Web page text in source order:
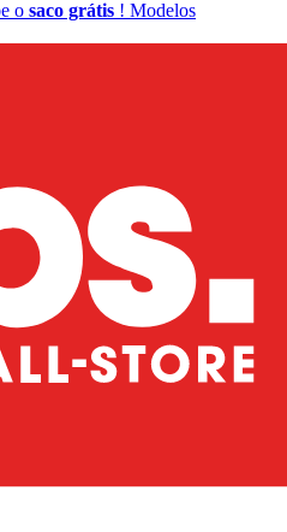
o saco grátis ! Modelos